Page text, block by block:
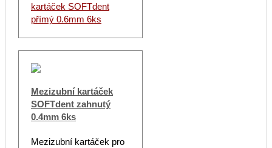
kartáček SOFTdent
přímý 0.6mm 6ks
Mezizubní kartáček
SOFTdent zahnutý
0.4mm 6ks
Mezizubní kartáček pro